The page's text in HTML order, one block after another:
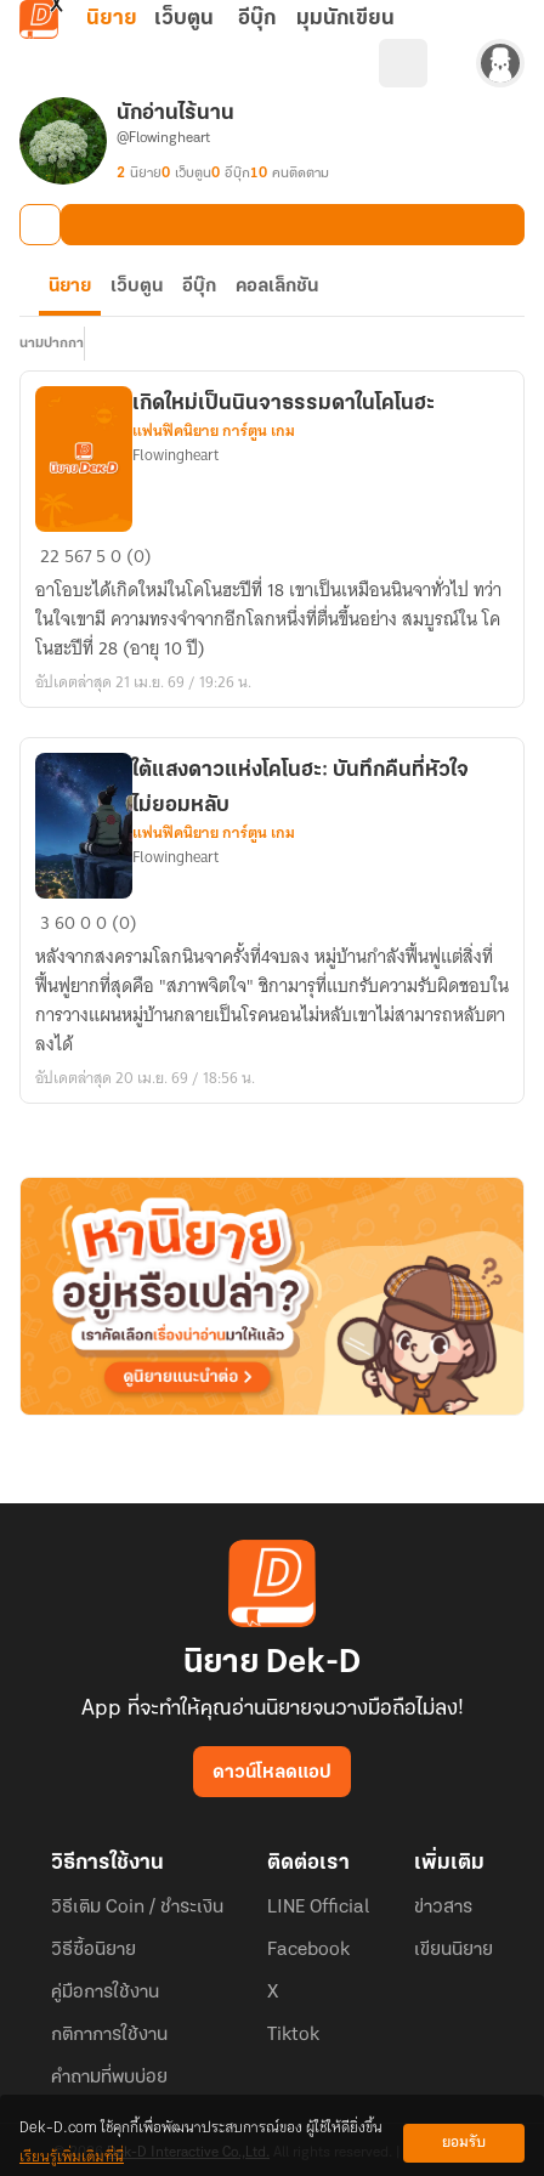
ข้ามไปยังเนื้อหาหลัก
นิยาย เว็บตูน อีบุ๊ก มุมนักเขียน
นักอ่านไร้นาน
@Flowingheart
2 นิยาย0 เว็บตูน0 อีบุ๊ก10 คนติดตาม
นิยาย เว็บตูน อีบุ๊ก คอลเล็กชัน
นามปากกา
เกิด
ใหม่
เป็น
นินจา
ธรรมดา
ใน
โนฮะ
เกิดใหม่เป็นนินจาธรรมดาในโคโนฮะ
แฟนฟิคนิยาย การ์ตูน เกม
Flowingheart
22 56750 (0)
อาโอบะได้เกิดใหม่ในโคโนฮะปีที่ 18 เขาเป็นเหมือนนินจาทั่วไป ทว่า
ในใจเขามี ความทรงจำจากอีกโลกหนึ่งที่ตื่นขึ้นอย่าง สมบูรณ์ใน โค
โนฮะปีที่ 28 (อายุ 10 ปี)
อัปเดตล่าสุด 21 เม.ย. 69 / 19:26 น.
ใต้
แสง
ดาว
แห่ง
โค
โนฮะ:
บันทึก
หัวใจ
ไม่
ยอม
หลับ
ใต้แสงดาวแห่งโคโนฮะ: บันทึกคืนที่หัวใจ
ไม่ยอมหลับ
แฟนฟิคนิยาย การ์ตูน เกม
Flowingheart
36000 (0)
หลังจากสงครามโลกนินจาครั้งที่4จบลง หมู่บ้านกำลังฟื้นฟูแต่สิ่งที่
ฟื้นฟูยากที่สุดคือ "สภาพจิตใจ" ชิกามารุที่แบกรับความรับผิดชอบใน
การวางแผนหมู่บ้านกลายเป็นโรคนอนไม่หลับเขาไม่สามารถหลับตา
ลงได้
อัปเดตล่าสุด 20 เม.ย. 69 / 18:56 น.
นิยาย Dek-D
App ที่จะทำให้คุณอ่านนิยายจนวางมือถือไม่ลง!
ดาวน์โหลดแอป
วิธีการใช้งาน
วิธีเติม Coin / ชำระเงิน
วิธีซื้อนิยาย
คู่มือการใช้งาน
กติกาการใช้งาน
คำถามที่พบบ่อย
ติดต่อเรา
LINE Official
Facebook
X
Tiktok
เพิ่มเติม
ข่าวสาร
เขียนนิยาย
© 2026Dek-D Interactive Co.,Ltd.
Dek-D.com ใช้คุกกี้เพื่อพัฒนาประสบการณ์ของ ผู้ใช้ให้ดียิ่งขึ้น
เรียนรู้เพิ่มเติมที่นี่
ยอมรับ